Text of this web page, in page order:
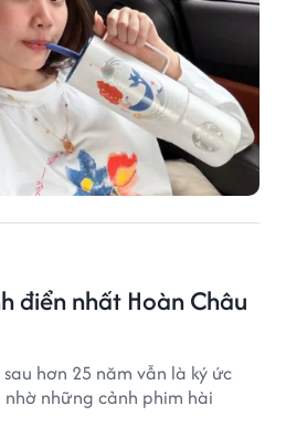
điển nhất Hoàn Châu
hơn 25 năm vẫn là ký ức
những cảnh phim hài